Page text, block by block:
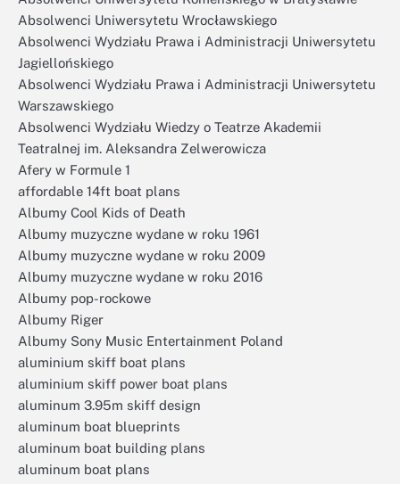
Absolwenci Uniwersytetu Wrocławskiego
Absolwenci Wydziału Prawa i Administracji Uniwersytetu
Jagiellońskiego
Absolwenci Wydziału Prawa i Administracji Uniwersytetu
Warszawskiego
Absolwenci Wydziału Wiedzy o Teatrze Akademii
Teatralnej im. Aleksandra Zelwerowicza
Afery w Formule 1
affordable 14ft boat plans
Albumy Cool Kids of Death
Albumy muzyczne wydane w roku 1961
Albumy muzyczne wydane w roku 2009
Albumy muzyczne wydane w roku 2016
Albumy pop-rockowe
Albumy Riger
Albumy Sony Music Entertainment Poland
aluminium skiff boat plans
aluminium skiff power boat plans
aluminum 3.95m skiff design
aluminum boat blueprints
aluminum boat building plans
aluminum boat plans